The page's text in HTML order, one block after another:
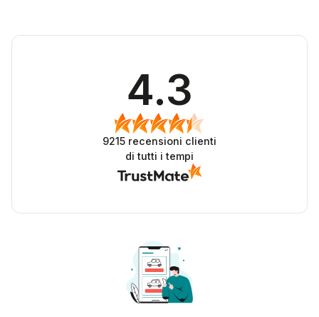
4.3
9215 recensioni clienti
di tutti i tempi